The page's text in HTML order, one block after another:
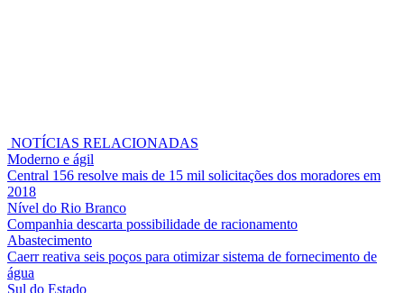
NOTÍCIAS RELACIONADAS
Moderno e ágil
Central 156 resolve mais de 15 mil solicitações dos moradores em
2018
Nível do Rio Branco
Companhia descarta possibilidade de racionamento
Abastecimento
Caerr reativa seis poços para otimizar sistema de fornecimento de
água
Sul do Estado